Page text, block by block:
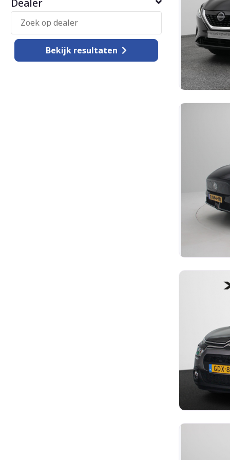
Dealer
Bekijk resultaten